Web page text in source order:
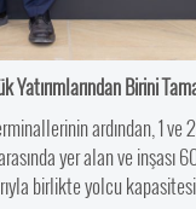
Yatırımlarından Birini
ardından, 1
yer alan ve
birlikte yolcu